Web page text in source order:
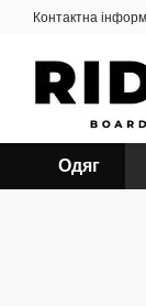
Перейти до
Контактна
Одяг